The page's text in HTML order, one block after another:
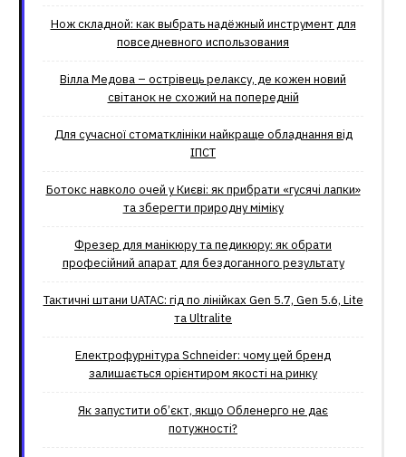
Нож складной: как выбрать надёжный инструмент для
повседневного использования
Вілла Медова – острівець релаксу, де кожен новий
світанок не схожий на попередній
Для сучасної стоматклініки найкраще обладнання від
ІПСТ
Ботокс навколо очей у Києві: як прибрати «гусячі лапки»
та зберегти природну міміку
Фрезер для манікюру та педикюру: як обрати
професійний апарат для бездоганного результату
Тактичні штани UATAC: гід по лінійках Gen 5.7, Gen 5.6, Lite
та Ultralite
Електрофурнітура Schneider: чому цей бренд
залишається орієнтиром якості на ринку
Як запустити об’єкт, якщо Обленерго не дає
потужності?